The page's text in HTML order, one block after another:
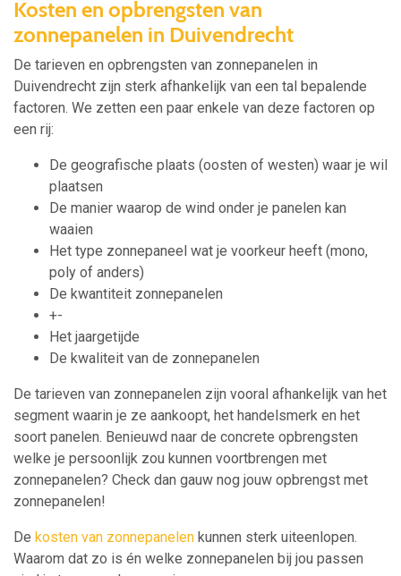
Kosten en opbrengsten van
zonnepanelen in Duivendrecht
De tarieven en opbrengsten van zonnepanelen in
Duivendrecht zijn sterk afhankelijk van een tal bepalende
factoren. We zetten een paar enkele van deze factoren op
een rij:
De geografische plaats (oosten of westen) waar je wil
plaatsen
De manier waarop de wind onder je panelen kan
waaien
Het type zonnepaneel wat je voorkeur heeft (mono,
poly of anders)
De kwantiteit zonnepanelen
+-
Het jaargetijde
De kwaliteit van de zonnepanelen
De tarieven van zonnepanelen zijn vooral afhankelijk van het
segment waarin je ze aankoopt, het handelsmerk en het
soort panelen. Benieuwd naar de concrete opbrengsten
welke je persoonlijk zou kunnen voortbrengen met
zonnepanelen? Check dan gauw nog jouw opbrengst met
zonnepanelen!
De kosten van zonnepanelen kunnen sterk uiteenlopen.
Waarom dat zo is én welke zonnepanelen bij jou passen